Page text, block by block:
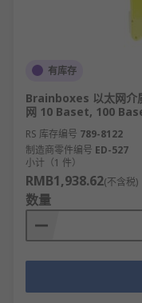
有库存
Brainboxes 以太网介
网 10 Baset, 100
RS 库存编号 789-8122
制造商零件编号 ED-527
小计（1 件）
RMB1,938.62(不含税)
数量